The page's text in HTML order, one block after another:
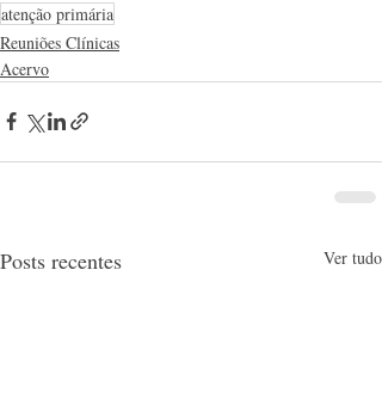
atenção primária
Reuniões Clínicas
Acervo
Posts recentes Ver tudo